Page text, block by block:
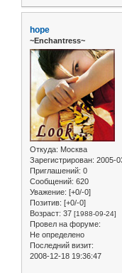
hope
~Enchantress~
Откуда: Москва
Зарегистрирован: 2005-
Приглашений: 0
Сообщений: 620
Уважение: [+0/-0]
Позитив: [+0/-0]
Возраст: 37 [1988-09-24]
Провел на форуме:
Не определено
Последний визит:
2008-12-18 19:36:47